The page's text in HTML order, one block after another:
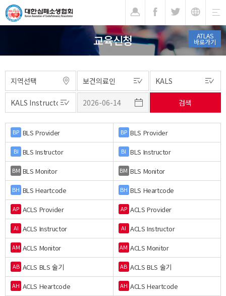
ATLAS
바로가기
교육신청
BP BLS Provider BP BLS Provider
BI BLS Instructor BI BLS Instructor
BM BLS Monitor BM BLS Monitor
BH BLS Heartcode BH BLS Heartcode
AP ACLS Provider AP ACLS Provider
AI ACLS Instructor AI ACLS Instructor
AM ACLS Monitor AM ACLS Monitor
AB ACLS BLS 술기 AB ACLS BLS 술기
AH ACLS Heartcode AH ACLS Heartcode